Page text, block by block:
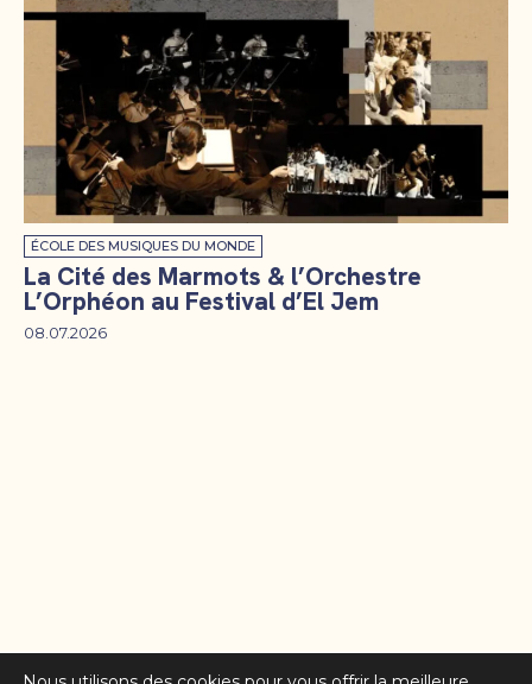
ÉCOLE DES MUSIQUES DU MONDE
La Cité des Marmots & l’Orchestre
L’Orphéon au Festival d’El Jem
08.07.2026